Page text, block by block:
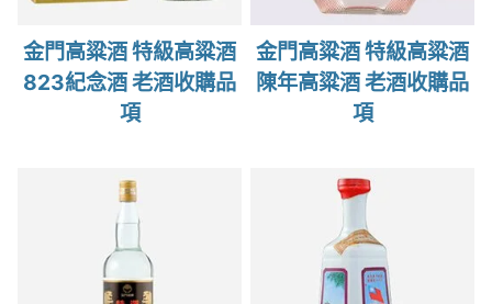
金門高粱酒 特級高粱酒
823紀念酒 老酒收購品
項
金門高粱酒 特級高粱酒
陳年高粱酒 老酒收購品
項